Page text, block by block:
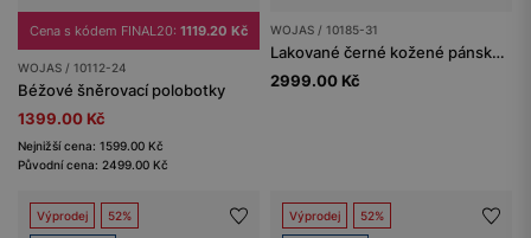
Cena s kódem FINAL20: 1119.20 Kč
WOJAS / 10112-24
Béžové šněrovací polobotky
1399.00 Kč
Nejnižší cena: 1599.00 Kč
Původní cena: 2499.00 Kč
WOJAS / 10185-31
Lakované černé kožené pánské elegantní boty s podpatkem
2999.00 Kč
Výprodej 52% Výprodej 52%